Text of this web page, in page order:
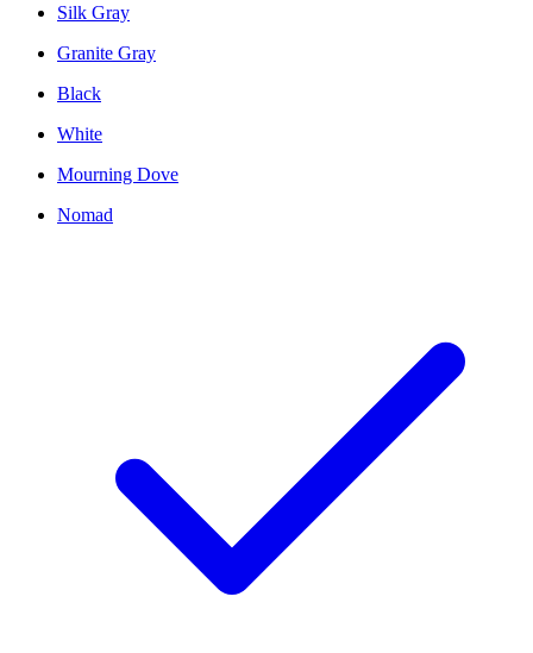
Silk Gray
Granite Gray
Black
White
Mourning Dove
Nomad